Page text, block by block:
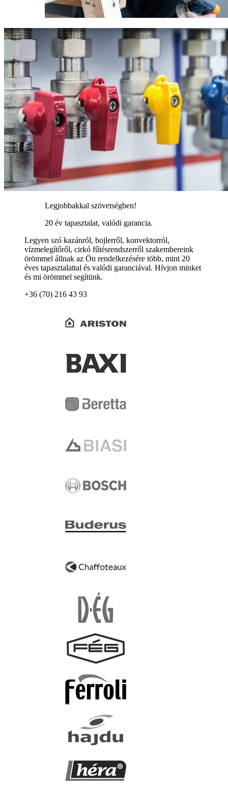
Legjobbakkal szövetségben!
20 év tapasztalat, valódi garancia.
Legyen szó kazánról, bojlerről, konvektorról,
vízmelegítőről, cirkó fűtésrendszerről szakembereink
örömmel állnak az Ön rendelkezésére több, mint 20
éves tapasztalattal és valódi garanciával. Hívjon minket
és mi örömmel segítünk.
+36 (70) 216 43 93